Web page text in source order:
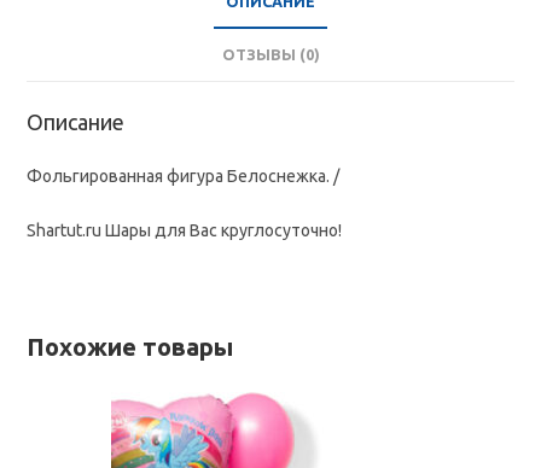
ОТЗЫВЫ (0)
Описание
Фольгированная фигура Белоснежка. /
Shartut.ru Шары для Вас круглосуточно!
Похожие товары